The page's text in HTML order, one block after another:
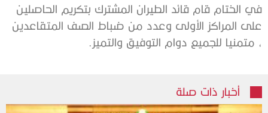
في الختام قام قائد الطيران المشترك بتكريم الحاصلين
على المراكز الأولى وعدد من ضباط الصف المتقاعدين
، متمنيا للجميع دوام التوفيق والتميز.
أخبار ذات صلة